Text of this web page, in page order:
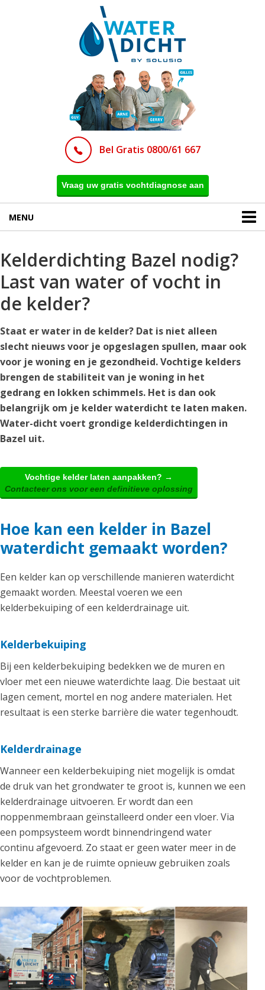
Bel Gratis 0800/61 667
Vraag uw gratis vochtdiagnose aan
MENU
Kelderdichting Bazel nodig?
Last van water of vocht in
de kelder?
Staat er water in de kelder? Dat is niet alleen
slecht nieuws voor je opgeslagen spullen, maar ook
voor je woning en je gezondheid. Vochtige kelders
brengen de stabiliteit van je woning in het
gedrang en lokken schimmels. Het is dan ook
belangrijk om je kelder waterdicht te laten maken.
Water-dicht voert grondige kelderdichtingen in
Bazel uit.
Vochtige kelder laten aanpakken? →
Contacteer ons voor een definitieve oplossing
Hoe kan een kelder in Bazel
waterdicht gemaakt worden?
Een kelder kan op verschillende manieren waterdicht
gemaakt worden. Meestal voeren we een
kelderbekuiping of een kelderdrainage uit.
Kelderbekuiping
Bij een kelderbekuiping bedekken we de muren en
vloer met een nieuwe waterdichte laag. Die bestaat uit
lagen cement, mortel en nog andere materialen. Het
resultaat is een sterke barrière die water tegenhoudt.
Kelderdrainage
Wanneer een kelderbekuiping niet mogelijk is omdat
de druk van het grondwater te groot is, kunnen we een
kelderdrainage uitvoeren. Er wordt dan een
noppenmembraan geïnstalleerd onder een vloer. Via
een pompsysteem wordt binnendringend water
continu afgevoerd. Zo staat er geen water meer in de
kelder en kan je de ruimte opnieuw gebruiken zoals
voor de vochtproblemen.